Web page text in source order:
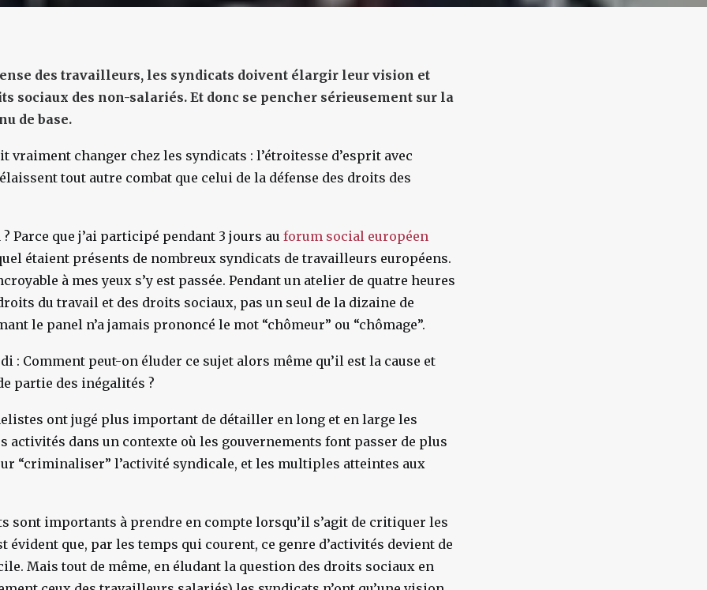
des travailleurs, les syndicats doivent élargir leur vision et
sociaux des non-salariés. Et donc se pencher sérieusement sur la
de base.
vraiment changer chez les syndicats : l’étroitesse d’esprit avec
tout autre combat que celui de la défense des droits des
Parce que j’ai participé pendant 3 jours au forum social européen
étaient présents de nombreux syndicats de travailleurs européens.
à mes yeux s’y est passée. Pendant un atelier de quatre heures
du travail et des droits sociaux, pas un seul de la dizaine de
le panel n’a jamais prononcé le mot “chômeur” ou “chômage”.
: Comment peut-on éluder ce sujet alors même qu’il est la cause et
partie des inégalités ?
ont jugé plus important de détailler en long et en large les
activités dans un contexte où les gouvernements font passer de plus
“criminaliser” l’activité syndicale, et les multiples atteintes aux
sont importants à prendre en compte lorsqu’il s’agit de critiquer les
évident que, par les temps qui courent, ce genre d’activités devient de
Mais tout de même, en éludant la question des droits sociaux en